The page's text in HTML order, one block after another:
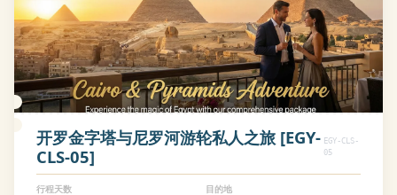
开罗金字塔与尼罗河游轮私人之旅 [EGY-
CLS-05]
EGY-CLS-
05
行程天数 目的地